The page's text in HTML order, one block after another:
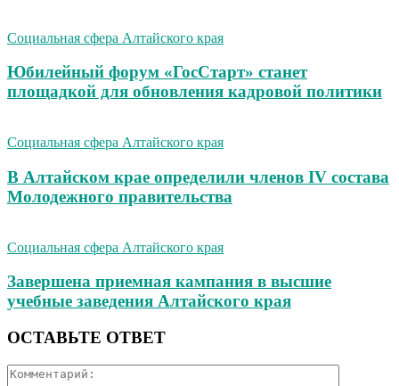
Социальная сфера Алтайского края
Юбилейный форум «ГосСтарт» станет
площадкой для обновления кадровой политики
Социальная сфера Алтайского края
В Алтайском крае определили членов IV состава
Молодежного правительства
Социальная сфера Алтайского края
Завершена приемная кампания в высшие
учебные заведения Алтайского края
ОСТАВЬТЕ ОТВЕТ